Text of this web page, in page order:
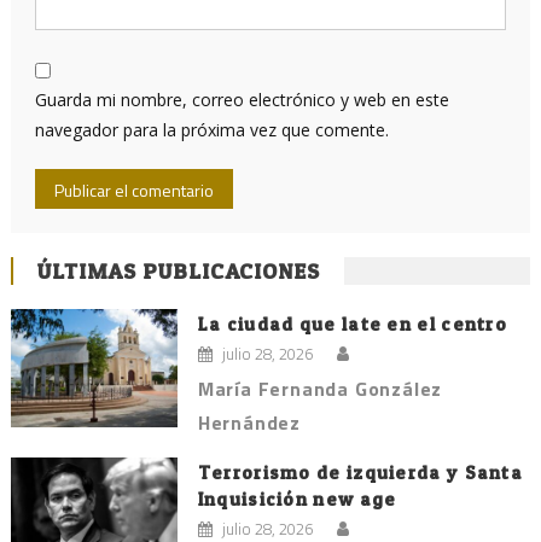
Guarda mi nombre, correo electrónico y web en este
navegador para la próxima vez que comente.
ÚLTIMAS PUBLICACIONES
La ciudad que late en el centro
julio 28, 2026
María Fernanda González
Hernández
Terrorismo de izquierda y Santa
Inquisición new age
julio 28, 2026